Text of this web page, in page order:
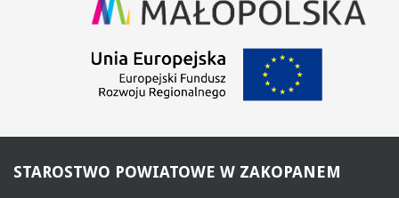
STAROSTWO POWIATOWE W ZAKOPANEM